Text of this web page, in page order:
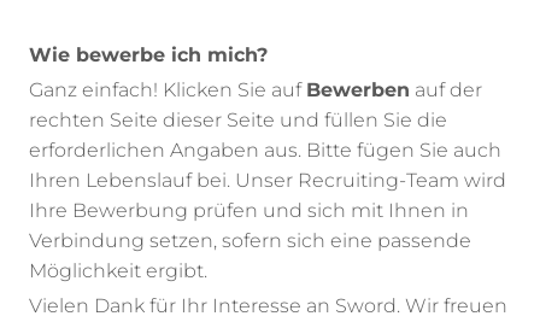
Wie bewerbe ich mich?
Ganz einfach! Klicken Sie auf Bewerben auf der
rechten Seite dieser Seite und füllen Sie die
erforderlichen Angaben aus. Bitte fügen Sie auch
Ihren Lebenslauf bei. Unser Recruiting-Team wird
Ihre Bewerbung prüfen und sich mit Ihnen in
Verbindung setzen, sofern sich eine passende
Möglichkeit ergibt.
Vielen Dank für Ihr Interesse an Sword. Wir freuen